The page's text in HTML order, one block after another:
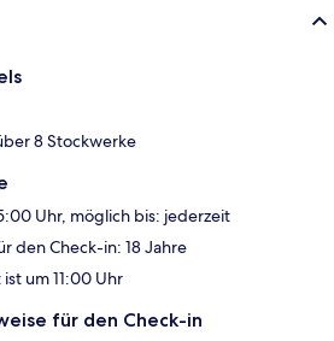
8 Stockwerke
Uhr, möglich bis: jederzeit
den Check-in: 18 Jahre
um 11:00 Uhr
für den Check-in